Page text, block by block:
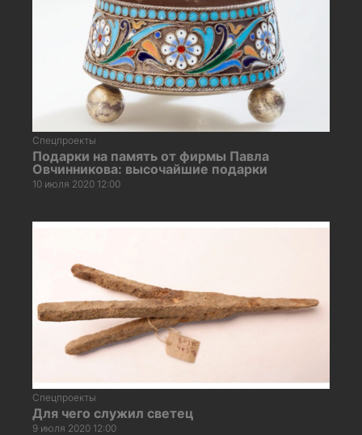
Спецпроекты
Подарки на память от фирмы Павла
Овчинникова: высочайшие подарки
10 июля 2020 12:00
Спецпроекты
Для чего служил светец
9 июля 2020 12:00